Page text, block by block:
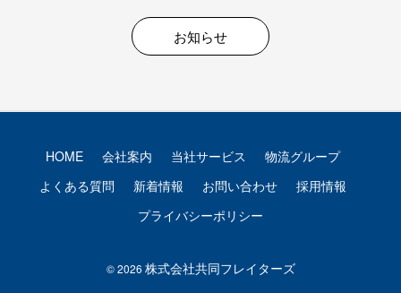
お知らせ
HOME 会社案内 当社サービス
物流グループ
よくある質問
新着情報 お問い合わせ
採用情報
プライバシーポリシー
© 2026 株式会社共同フレイターズ